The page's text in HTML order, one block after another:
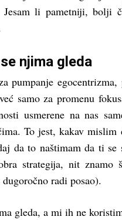
li pametniji, bolji
njima gleda
pumpanje
samo za promenu
usmerene na nas
To jest, kakav mislim
da to naštimam da ti se
strategija, nit znamo
radi posao).
gleda, a mi ih ne